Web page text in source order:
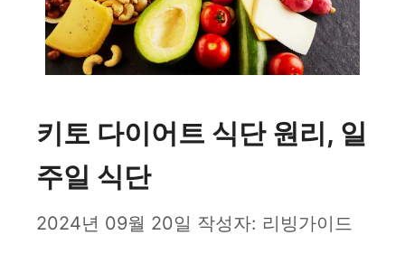
키토 다이어트 식단 원리, 일
주일 식단
2024년 09월 20일 작성자: 리빙가이드